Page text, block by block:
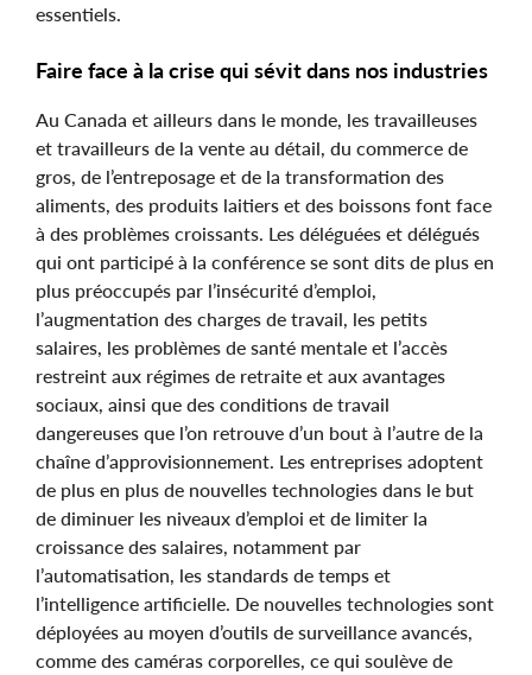
essentiels.
Faire face à la crise qui sévit dans nos industries
Au Canada et ailleurs dans le monde, les travailleuses
et travailleurs de la vente au détail, du commerce de
gros, de l’entreposage et de la transformation des
aliments, des produits laitiers et des boissons font face
à des problèmes croissants. Les déléguées et délégués
qui ont participé à la conférence se sont dits de plus en
plus préoccupés par l’insécurité d’emploi,
l’augmentation des charges de travail, les petits
salaires, les problèmes de santé mentale et l’accès
restreint aux régimes de retraite et aux avantages
sociaux, ainsi que des conditions de travail
dangereuses que l’on retrouve d’un bout à l’autre de la
chaîne d’approvisionnement. Les entreprises adoptent
de plus en plus de nouvelles technologies dans le but
de diminuer les niveaux d’emploi et de limiter la
croissance des salaires, notamment par
l’automatisation, les standards de temps et
l’intelligence artificielle. De nouvelles technologies sont
déployées au moyen d’outils de surveillance avancés,
comme des caméras corporelles, ce qui soulève de